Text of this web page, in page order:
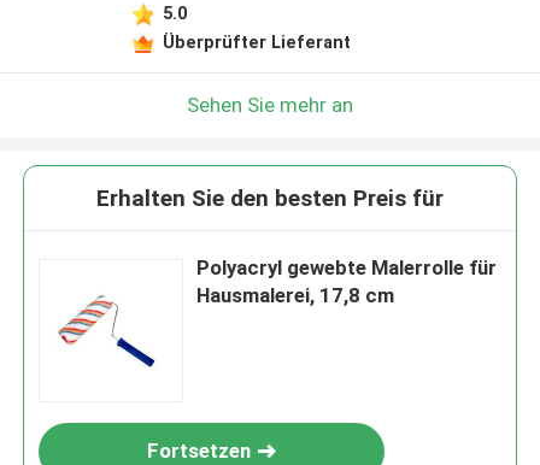
5.0
Überprüfter Lieferant
Sehen Sie mehr an
Erhalten Sie den besten Preis für
Polyacryl gewebte Malerrolle für
Hausmalerei, 17,8 cm
Fortsetzen